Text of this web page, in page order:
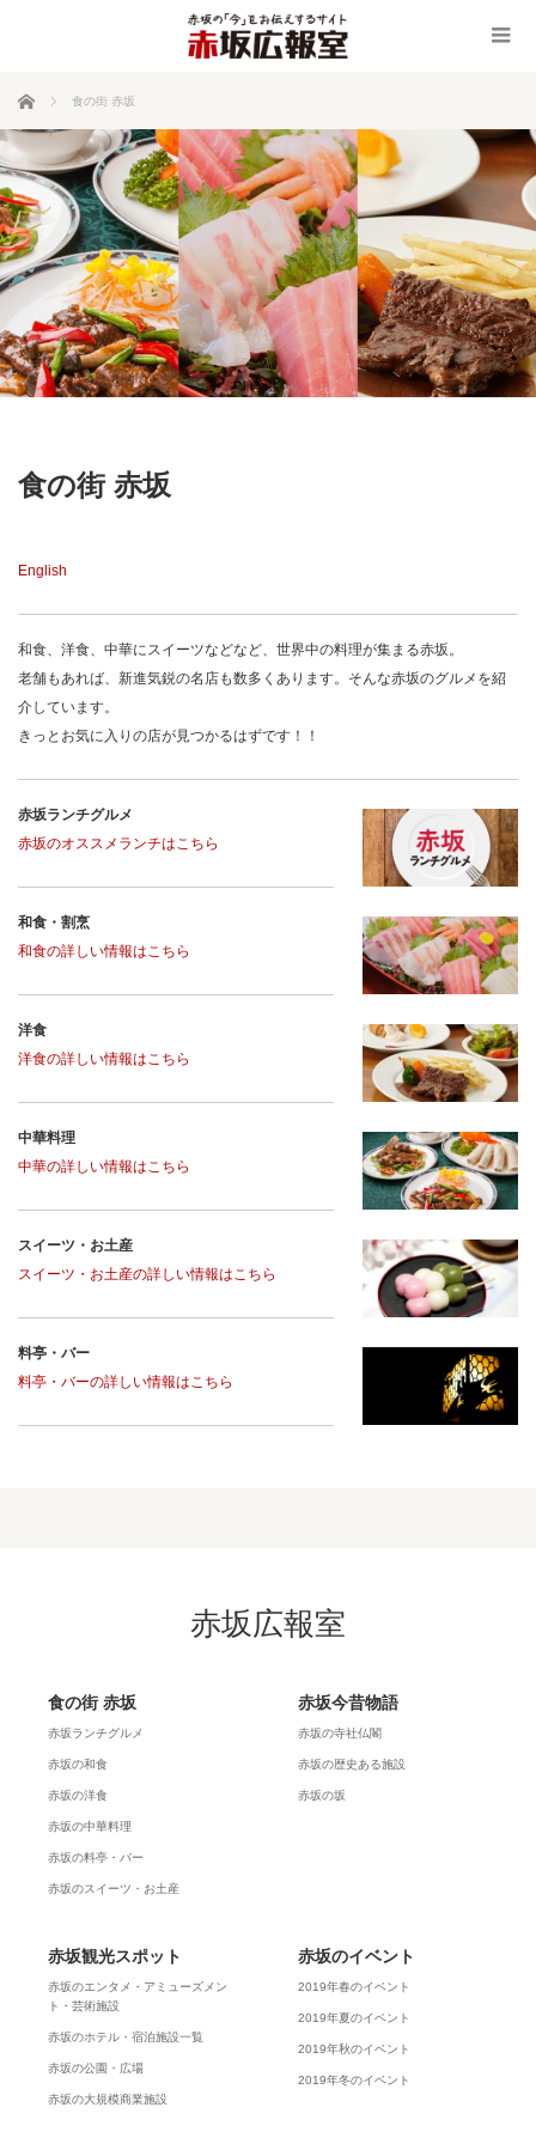
ホーム 食の街 赤坂
食の街 赤坂
English
和食、洋食、中華にスイーツなどなど、世界中の料理が集まる赤坂。
老舗もあれば、新進気鋭の名店も数多くあります。そんな赤坂のグルメを紹
介しています。
きっとお気に入りの店が見つかるはずです！！
赤坂ランチグルメ
赤坂のオススメランチはこちら
和食・割烹
和食の詳しい情報はこちら
洋食
洋食の詳しい情報はこちら
中華料理
中華の詳しい情報はこちら
スイーツ・お土産
スイーツ・お土産の詳しい情報はこちら
料亭・バー
料亭・バーの詳しい情報はこちら
赤坂広報室
食の街 赤坂
赤坂ランチグルメ
赤坂の和食
赤坂の洋食
赤坂の中華料理
赤坂の料亭・バー
赤坂のスイーツ・お土産
赤坂今昔物語
赤坂の寺社仏閣
赤坂の歴史ある施設
赤坂の坂
赤坂観光スポット
赤坂のエンタメ・アミューズメン
ト・芸術施設
赤坂のホテル・宿泊施設一覧
赤坂の公園・広場
赤坂の大規模商業施設
赤坂のイベント
2019年春のイベント
2019年夏のイベント
2019年秋のイベント
2019年冬のイベント